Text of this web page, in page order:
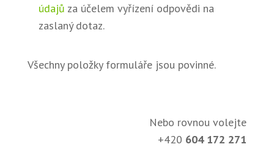
údajů za účelem vyřízení odpovědi na
zaslaný dotaz.
Všechny položky formuláře jsou povinné.
Nebo rovnou volejte
+420 604 172 271